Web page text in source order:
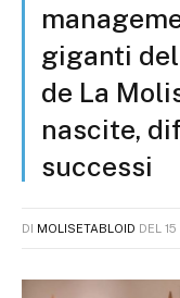
giganti
de La
nascite,
successi
DI MOLISETABLOID DEL